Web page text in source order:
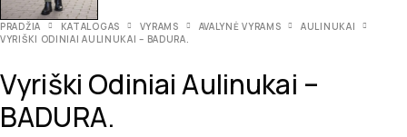
PRADŽIA KATALOGAS VYRAMS AVALYNĖ VYRAMS
AULINUKAI
VYRIŠKI ODINIAI AULINUKAI – BADURA.
Vyriški Odiniai Aulinukai –
BADURA.